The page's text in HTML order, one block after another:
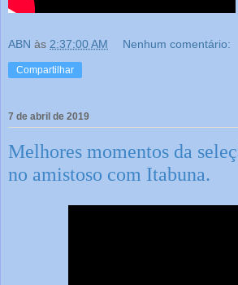
ABN às 2:37:00 AM Nenhum comentário:
Compartilhar
7 de abril de 2019
Melhores momentos da
no amistoso com Itabuna.